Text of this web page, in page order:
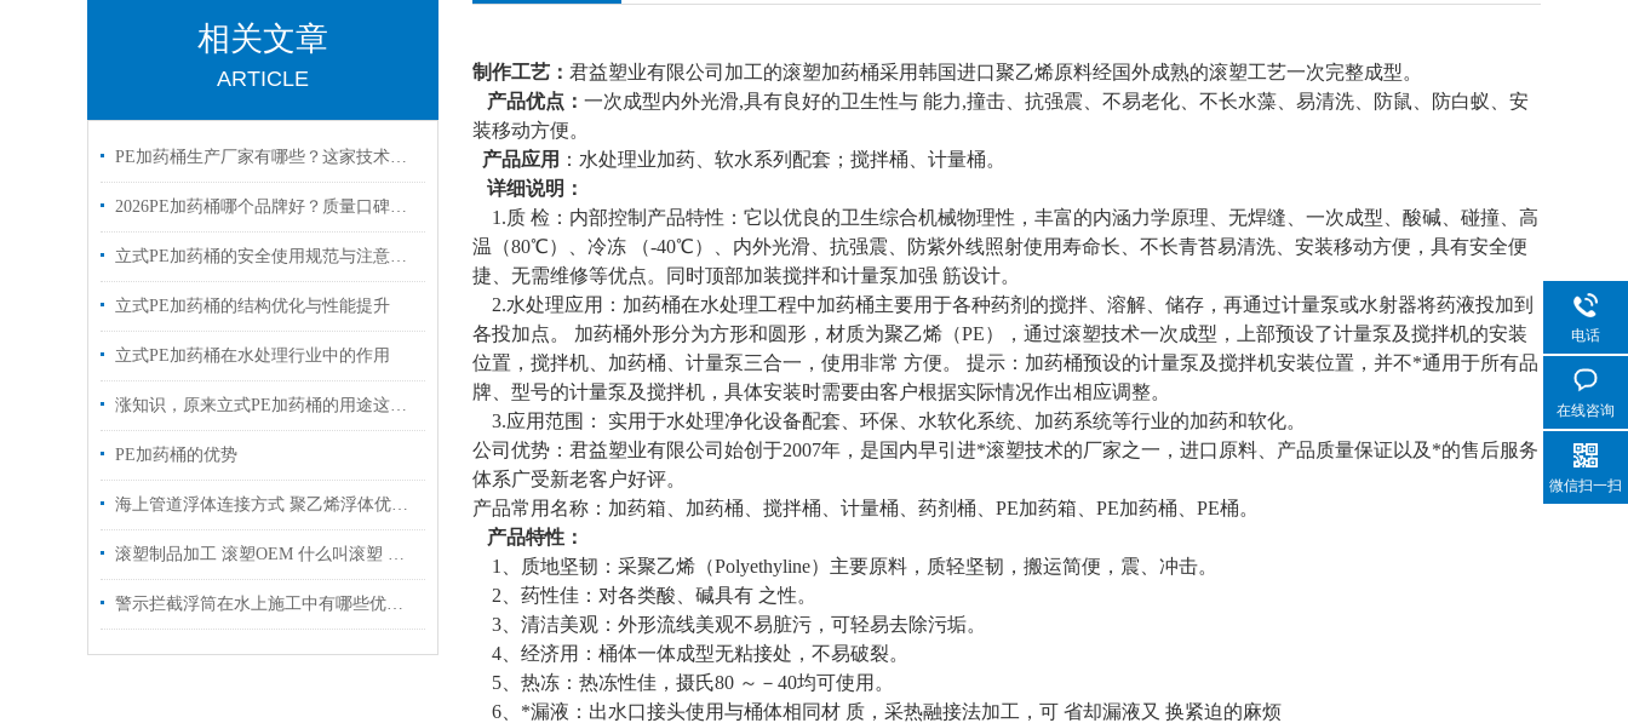
相关文章
ARTICLE
PE加药桶生产厂家有哪些？这家技术强、可定制、交货快
2026PE加药桶哪个品牌好？质量口碑、技术实力、性价比全面解析
立式PE加药桶的安全使用规范与注意事项
立式PE加药桶的结构优化与性能提升
立式PE加药桶在水处理行业中的作用
涨知识，原来立式PE加药桶的用途这么多
PE加药桶的优势
海上管道浮体连接方式 聚乙烯浮体优点 尺寸
滚塑制品加工 滚塑OEM 什么叫滚塑 滚塑产品优点
警示拦截浮筒在水上施工中有哪些优势？
制作工艺： 君益塑业有限公司加工的滚塑加药桶采用韩国进口聚乙烯原料经国外成熟的滚塑工艺一次完整成型。
产品优点： 一次成型内外光滑,具有良好的卫生性与 能力,撞击、抗强震、不易老化、不长水藻、易清洗、防鼠、防白蚁、安
装移动方便。
产品应用 ：水处理业加药、软水系列配套；搅拌桶、计量桶。
详细说明：
1.质 检：内部控制产品特性：它以优良的卫生综合机械物理性，丰富的内涵力学原理、无焊缝、一次成型、酸碱、碰撞、高
温（80℃）、冷冻 （-40℃）、内外光滑、抗强震、防紫外线照射使用寿命长、不长青苔易清洗、安装移动方便，具有安全便
捷、无需维修等优点。同时顶部加装搅拌和计量泵加强 筋设计。
2.水处理应用：加药桶在水处理工程中加药桶主要用于各种药剂的搅拌、溶解、储存，再通过计量泵或水射器将药液投加到
各投加点。 加药桶外形分为方形和圆形，材质为聚乙烯（PE），通过滚塑技术一次成型，上部预设了计量泵及搅拌机的安装
位置，搅拌机、加药桶、计量泵三合一，使用非常 方便。 提示：加药桶预设的计量泵及搅拌机安装位置，并不*通用于所有品
牌、型号的计量泵及搅拌机，具体安装时需要由客户根据实际情况作出相应调整。
3.应用范围： 实用于水处理净化设备配套、环保、水软化系统、加药系统等行业的加药和软化。
公司优势：君益塑业有限公司始创于2007年，是国内早引进*滚塑技术的厂家之一，进口原料、产品质量保证以及*的售后服务
体系广受新老客户好评。
产品常用名称：加药箱、加药桶、搅拌桶、计量桶、药剂桶、PE加药箱、PE加药桶、PE桶。
产品特性：
1、质地坚韧：采聚乙烯（Polyethyline）主要原料，质轻坚韧，搬运简便，震、冲击。
2、药性佳：对各类酸、碱具有 之性。
3、清洁美观：外形流线美观不易脏污，可轻易去除污垢。
4、经济用：桶体一体成型无粘接处，不易破裂。
5、热冻：热冻性佳，摄氏80 ～－40均可使用。
6、*漏液：出水口接头使用与桶体相同材 质，采热融接法加工，可 省却漏液又 换紧迫的麻烦
电话
在线咨询
微信扫一扫